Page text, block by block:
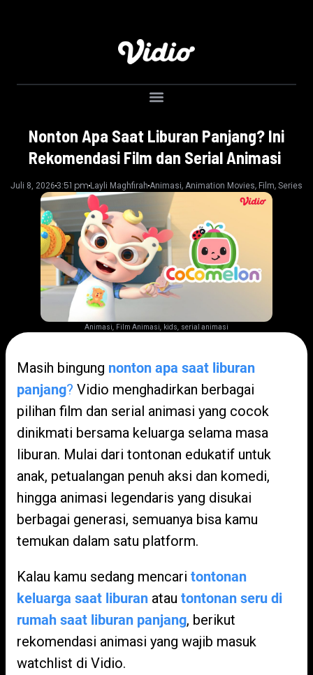
Nonton Apa Saat Liburan Panjang? Ini
Rekomendasi Film dan Serial Animasi
Juli 8, 2026 3:51 pm Layli Maghfirah Animasi, Animation Movies, Film, Series
Animasi, Film Animasi, kids, serial animasi
Masih bingung nonton apa saat liburan
panjang? Vidio menghadirkan berbagai
pilihan film dan serial animasi yang cocok
dinikmati bersama keluarga selama masa
liburan. Mulai dari tontonan edukatif untuk
anak, petualangan penuh aksi dan komedi,
hingga animasi legendaris yang disukai
berbagai generasi, semuanya bisa kamu
temukan dalam satu platform.
Kalau kamu sedang mencari tontonan
keluarga saat liburan atau tontonan seru di
rumah saat liburan panjang, berikut
rekomendasi animasi yang wajib masuk
watchlist di Vidio.